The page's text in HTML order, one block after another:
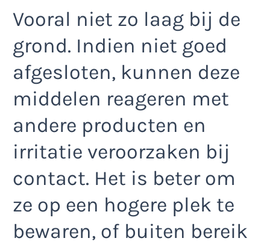
Vooral niet zo laag bij de
grond. Indien niet goed
afgesloten, kunnen deze
middelen reageren met
andere producten en
irritatie veroorzaken bij
contact. Het is beter om
ze op een hogere plek te
bewaren, of buiten bereik